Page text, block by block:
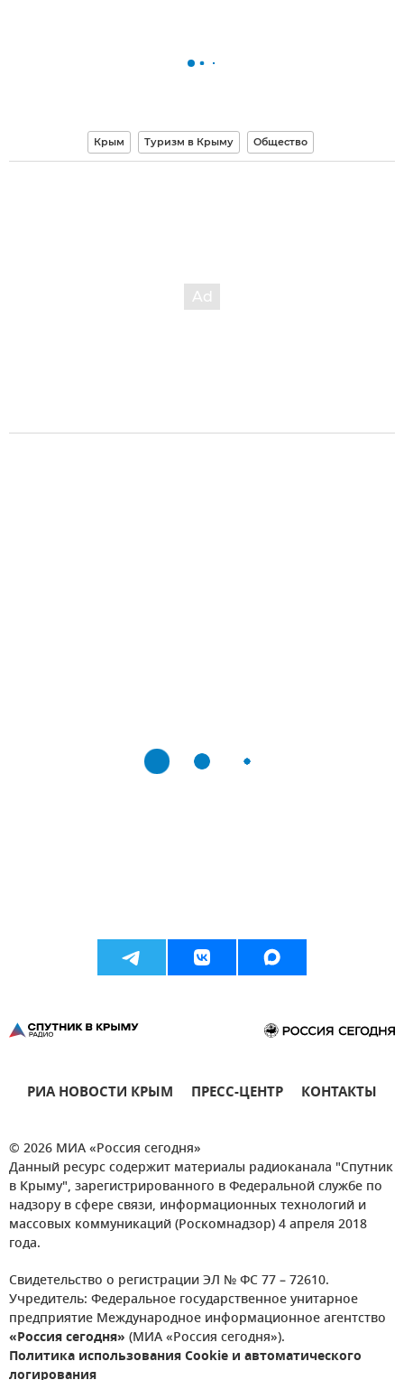
Крым Туризм в Крыму Общество
РИА НОВОСТИ КРЫМ ПРЕСС-ЦЕНТР КОНТАКТЫ
© 2026 МИА «Россия сегодня»
Данный ресурс содержит материалы радиоканала "Спутник
в Крыму", зарегистрированного в Федеральной службе по
надзору в сфере связи, информационных технологий и
массовых коммуникаций (Роскомнадзор) 4 апреля 2018
года.
Свидетельство о регистрации ЭЛ № ФС 77 – 72610.
Учредитель: Федеральное государственное унитарное
предприятие Международное информационное агентство
«Россия сегодня» (МИА «Россия сегодня»).
Политика использования Cookie и автоматического